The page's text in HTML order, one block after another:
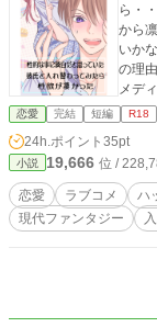
ら・
から
いかな
の理
メデ
が入
れ違い
ライ
間ラ
恋愛 完結 短編 R18
24h.ポイント 35pt
小説 19,666 位 /
恋愛 ラブコメ ハ
現代ファンタジー